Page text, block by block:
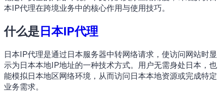
本IP代理在跨境业务中的核心作用与使用技巧。
什么是 日本IP代理
日本IP代理是通过日本服务器中转网络请求，使访问网站时显
示为日本本地IP地址的一种技术方式。用户无需身处日本，也
能模拟日本地区网络环境，从而访问日本本地资源或完成特定
业务需求。